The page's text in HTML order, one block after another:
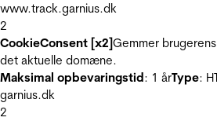
www.track.garnius.dk
2
CookieConsent [x2]Gemmer
det aktuelle domæne.
Maksimal opbevaringstid: 1 årType:
garnius.dk
2